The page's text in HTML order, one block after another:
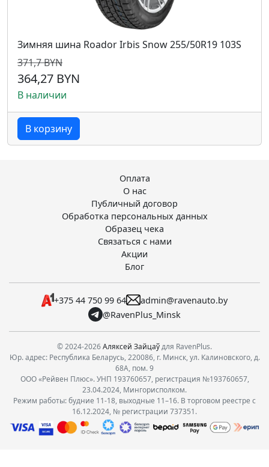
Зимняя шина Roador Irbis Snow 255/50R19 103S
371,7 BYN
364,27 BYN
В наличии
В корзину
Оплата
О нас
Публичный договор
Обработка персональных данных
Образец чека
Связаться с нами
Акции
Блог
+375 44 750 99 64
admin@ravenauto.by
@RavenPlus_Minsk
© 2024-2026Аляксей Зайцаўдля RavenPlus.
Юр. адрес: Республика Беларусь, 220086, г. Минск, ул. Калиновского, д.
68А, пом. 9
ООО «Рейвен Плюс». УНП 193760657, регистрация №193760657,
23.04.2024, Мингорисполком.
Режим работы: будние 11-18, выходные 11–16. В торговом реестре с
16.12.2024, № регистрации 737351.